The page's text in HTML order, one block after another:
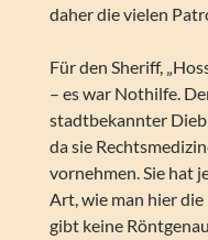
daher die vielen
Für den Sheriff,
– es war Nothilfe.
stadtbekannter Dieb
da sie
vornehmen. Sie hat
Art, wie man hier
gibt keine